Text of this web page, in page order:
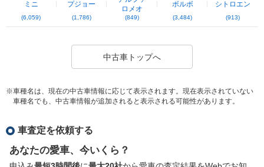
ミニ
(6,059)
プジョー
(1,786)
ロメオ
(849)
ボルボ
(3,484)
シトロエン
(913)
中古車トップへ
※車種名は、現在の中古車情報に応じて表示されます。現在表示されていない
車種名でも、中古車情報が追加されると表示される可能性があります。
車査定を依頼する
あなたの愛車、今いくら？